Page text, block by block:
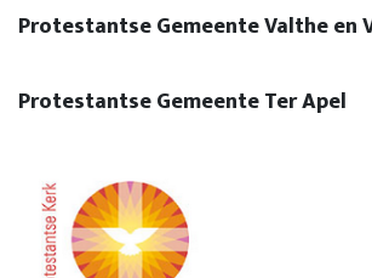
Protestantse Gemeente Valthe en
Protestantse Gemeente Ter Apel